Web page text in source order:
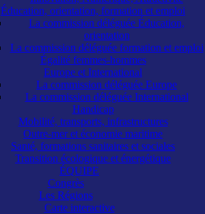
Éducation, orientation, formation et emploi
La commission déléguée Éducation,
orientation
La commission déléguée formation et emploi
Égalité femmes-hommes
Europe et International
La commission déléguée Europe
La commission déléguée International
Handicap
Mobilité, transports, infrastructures
Outre-mer et économie maritime
Santé, formations sanitaires et sociales
Transition écologique et énergétique
ÉQUIPE
Congrès
Les Régions
Carte interactive